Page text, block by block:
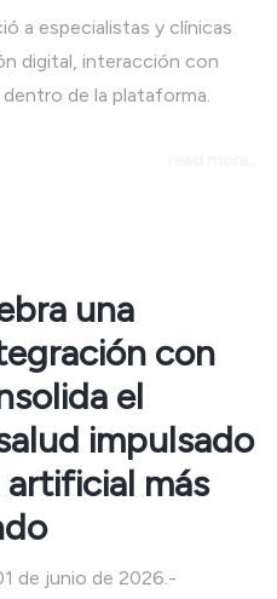
a especialistas y clínicas
digital, interacción con
de la plataforma.
una
con
el
impulsado
más
de junio de 2026.-